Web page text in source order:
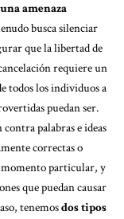
amenaza
busca silenciar
que la libertad de
requiere un
todos los individuos a
puedan ser.
palabras e ideas
correctas o
momento particular, y
que puedan causar
tenemosdos tipos